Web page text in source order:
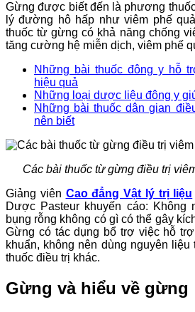
Gừng được biết đến là phương
lý đường hô hấp như viêm phế
thuốc từ gừng có khả năng chống
tăng cường hệ miễn dịch, viêm phế
Những bài thuốc đông y hỗ
hiệu quả
Những loại dược liệu đông y
Những bài thuốc dân gian
nên biết
Các bài thuốc từ gừng điều trị
Giảng viên Cao đẳng Vật lý trị liệu
Dược Pasteur khuyến cáo:
bụng rỗng không có gì có thể gây
Gừng có tác dụng bổ trợ việc hỗ
khuẩn, không nên dùng nguyên liệu
thuốc điều trị khác.
Gừng và hiểu về gừng